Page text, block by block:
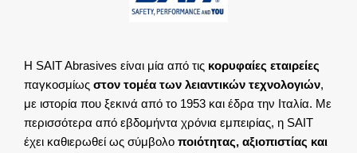
Η SAIT Abrasives είναι μία από τις κορυφαίες εταιρείες
παγκοσμίως στον τομέα των λειαντικών τεχνολογιών,
με ιστορία που ξεκινά από το 1953 και έδρα την Ιταλία. Με
περισσότερα από εβδομήντα χρόνια εμπειρίας, η SAIT
έχει καθιερωθεί ως σύμβολο ποιότητας, αξιοπιστίας και